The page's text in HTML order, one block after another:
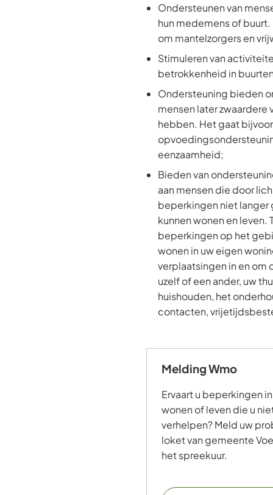
Ondersteunen van
hun medemens of
om mantelzorgers en
Stimuleren van
betrokkenheid in
Ondersteuning bieden
mensen later zwaardere
hebben. Het gaat
eenzaamheid;
Bieden van
aan mensen die door
beperkingen niet
kunnen wonen en leven.
beperkingen op het
wonen in uw eigen
verplaatsingen in en om
uzelf of een ander, uw
huishouden, het
contacten,
Melding Wmo
Ervaart u beperkingen
wonen of leven die u
verhelpen? Meld uw
loket van gemeente
het spreekuur.